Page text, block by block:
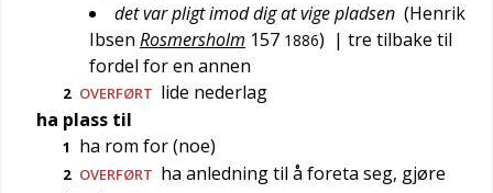
det var pligt imod dig at vige pladsen (Henrik
Ibsen Rosmersholm 157 1886) | tre tilbake til
fordel for en annen
2 OVERFØRT lide nederlag
ha plass til
1 ha rom for (noe)
2 OVERFØRT ha anledning til å foreta seg, gjøre